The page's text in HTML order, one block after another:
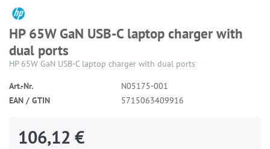
HP 65W GaN USB-C laptop charger with
dual ports
HP 65W GaN USB-C laptop charger with dual ports
Art.-Nr.
N05175-001
EAN / GTIN
5715063409916
106,12 €